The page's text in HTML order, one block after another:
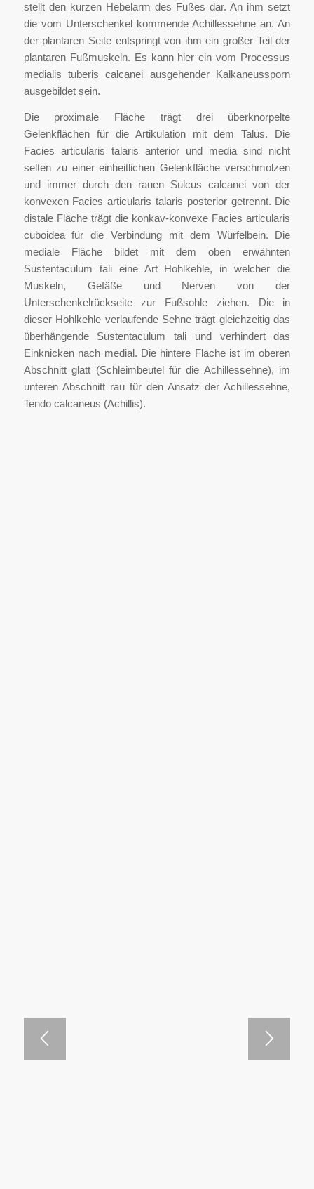
stellt den kurzen Hebelarm des Fußes dar. An ihm setzt
die vom Unterschenkel kommende Achillessehne an. An
der plantaren Seite entspringt von ihm ein großer Teil der
plantaren Fußmuskeln. Es kann hier ein vom Processus
medialis tuberis calcanei ausgehender Kalkaneussporn
ausgebildet sein.
Die proximale Fläche trägt drei überknorpelte
Gelenkflächen für die Artikulation mit dem Talus. Die
Facies articularis talaris anterior und media sind nicht
selten zu einer einheitlichen Gelenkfläche verschmolzen
und immer durch den rauen Sulcus calcanei von der
konvexen Facies articularis talaris posterior getrennt. Die
distale Fläche trägt die konkav-konvexe Facies articularis
cuboidea für die Verbindung mit dem Würfelbein. Die
mediale Fläche bildet mit dem oben erwähnten
Sustentaculum tali eine Art Hohlkehle, in welcher die
Muskeln, Gefäße und Nerven von der
Unterschenkelrückseite zur Fußsohle ziehen. Die in
dieser Hohlkehle verlaufende Sehne trägt gleichzeitig das
überhängende Sustentaculum tali und verhindert das
Einknicken nach medial. Die hintere Fläche ist im oberen
Abschnitt glatt (Schleimbeutel für die Achillessehne), im
unteren Abschnitt rau für den Ansatz der Achillessehne,
Tendo calcaneus (Achillis).